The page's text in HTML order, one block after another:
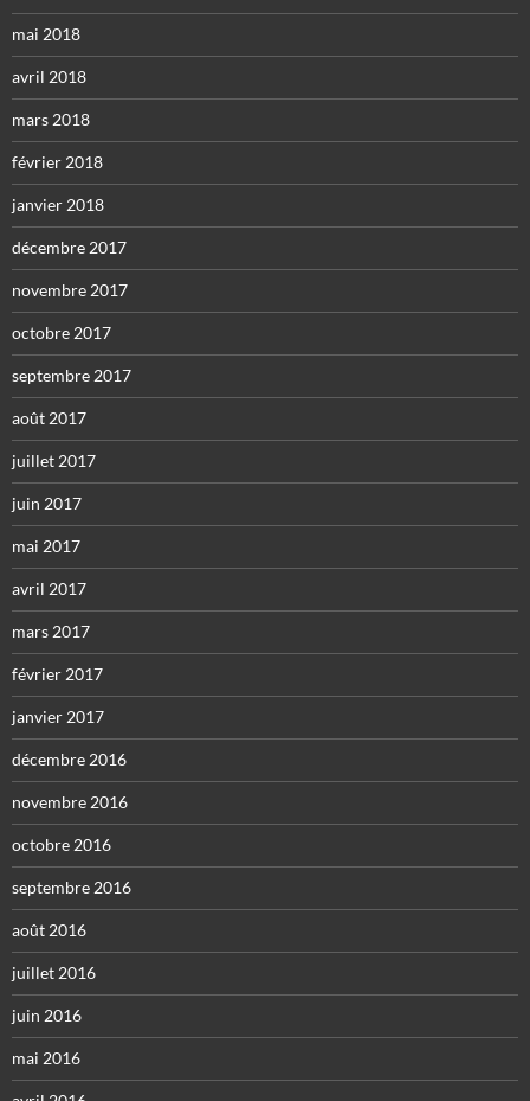
mai 2018
avril 2018
mars 2018
février 2018
janvier 2018
décembre 2017
novembre 2017
octobre 2017
septembre 2017
août 2017
juillet 2017
juin 2017
mai 2017
avril 2017
mars 2017
février 2017
janvier 2017
décembre 2016
novembre 2016
octobre 2016
septembre 2016
août 2016
juillet 2016
juin 2016
mai 2016